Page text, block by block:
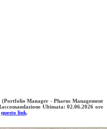
Manager - Pharus Management
Ultimata: 02.06.2026 ore
questo link.